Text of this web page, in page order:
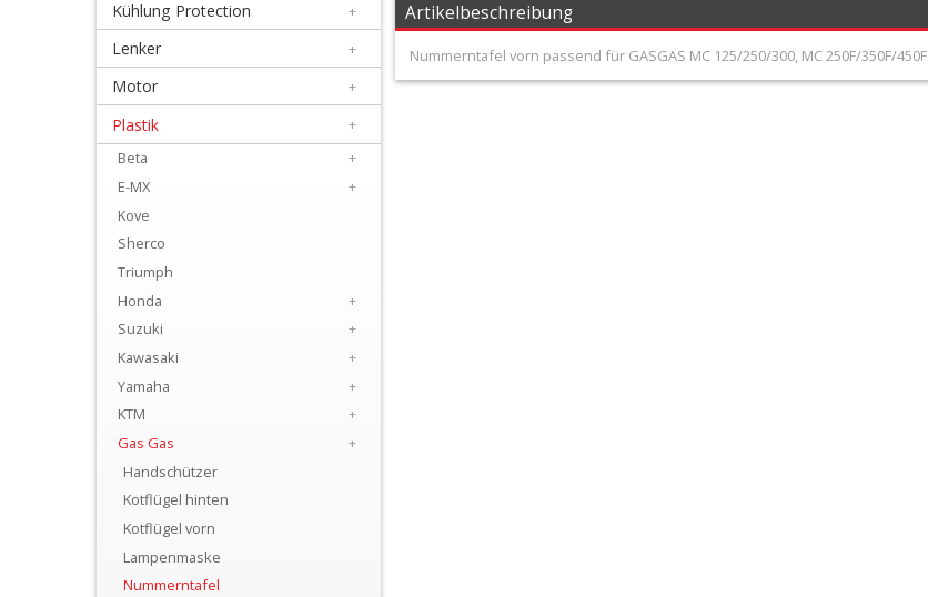
Schmierstoffe
Armaturen
Kühlung
Protection
Kühlung Protection +
Lenker +
Motor +
Plastik
+
Beta
+
E-MX
+
Kove
Sherco
Triumph
Honda
+
Suzuki
+
Kawasaki
+
Yamaha
+
KTM
+
Gas Gas
+
Handschützer
Kotflügel hinten
Kotflügel vorn
Lampenmaske
Nummerntafel
Artikelbeschreibung
Nummerntafel vorn passend für GASGAS MC 125/250/300, MC 250F/350F/450F